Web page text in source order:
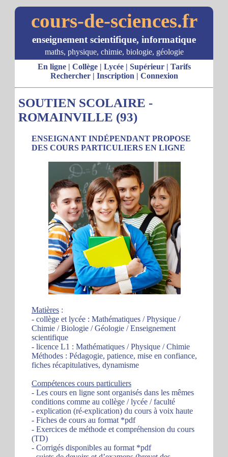
cours-de-sciences.fr
enseignement scientifique, informatique
maths, physique, chimie, biologie, géologie
En ligne| Collège| Lycée| Supérieur| Tarifs
Rechercher| Inscription | Connexion
SOUTIEN SCOLAIRE -
ROMAINVILLE (93)
ENSEIGNANT INDÉPENDANT PROPOSE
DES COURS PARTICULIERS EN LIGNE
Matières :
- collège et lycée : Mathématiques / Physique /
Chimie / Biologie / Géologie / Enseignement
scientifique
- licence L1 : Mathématiques / Physique / Chimie
Méthodes : Pédagogie, patience, mise en confiance,
fiches récapitulatives, dynamisme
Compétences cours particuliers
- Les cours en ligne sont organisés dans les mêmes
conditions comme au collège / lycée / faculté
- explication (ré-explication) du cours à voix haute
- Fiches de cours au format *pdf
- Exercices de méthode et compréhension du cours
(TD)
- Corrigés disponibles au format *pdf